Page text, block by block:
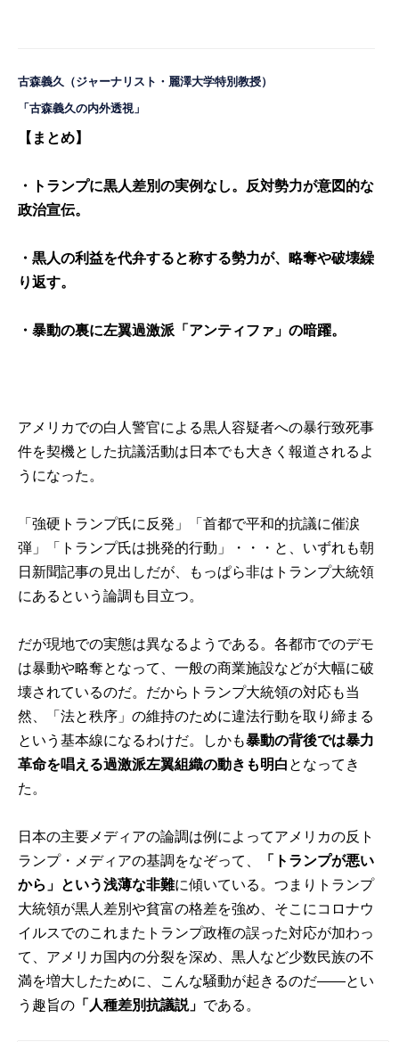
古森義久 （ジャーナリスト・麗澤大学特別教授）
「古森義久の内外透視」
【まとめ】
・トランプに黒人差別の実例なし。反対勢力が意図的な
政治宣伝。
・黒人の利益を代弁すると称する勢力が、略奪や破壊繰
り返す。
・暴動の裏に左翼過激派「アンティファ」の暗躍。
アメリカでの白人警官による黒人容疑者への暴行致死事
件を契機とした抗議活動は日本でも大きく報道されるよ
うになった。
「強硬トランプ氏に反発」「首都で平和的抗議に催涙
弾」「トランプ氏は挑発的行動」・・・と、いずれも朝
日新聞記事の見出しだが、もっぱら非はトランプ大統領
にあるという論調も目立つ。
だが現地での実態は異なるようである。各都市でのデモ
は暴動や略奪となって、一般の商業施設などが大幅に破
壊されているのだ。だからトランプ大統領の対応も当
然、「法と秩序」の維持のために違法行動を取り締まる
という基本線になるわけだ。しかも暴動の背後では暴力
革命を唱える過激派左翼組織の動きも明白 となってき
た。
日本の主要メディアの論調は例によってアメリカの反ト
ランプ・メディアの基調をなぞって、
「トランプが悪い
から」という浅薄な非難に傾いている。つまりトランプ
大統領が黒人差別や貧富の格差を強め、そこにコロナウ
イルスでのこれまたトランプ政権の誤った対応が加わっ
て、アメリカ国内の分裂を深め、黒人など少数民族の不
満を増大したために、こんな騒動が起きるのだ――とい
う趣旨の 「人種差別抗議説」 である。